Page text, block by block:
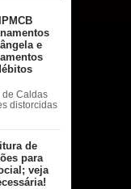
e
de Caldas
distorcidas
de
para
veja